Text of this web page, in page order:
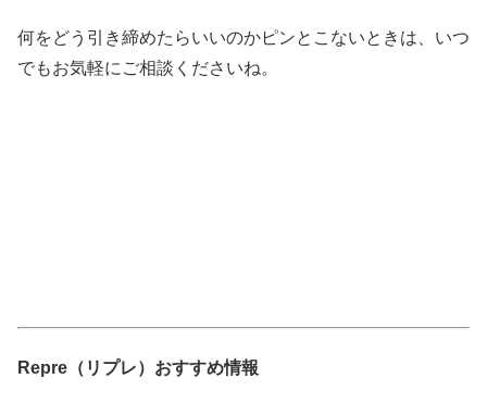
何をどう引き締めたらいいのかピンとこないときは、いつ
でもお気軽にご相談くださいね。
Repre（リプレ）おすすめ情報